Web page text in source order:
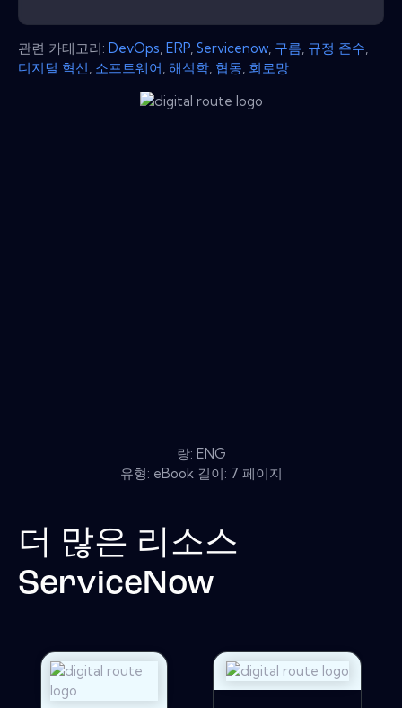
관련 카테고리: DevOps ERP Servicenow 구름 규정 준수
디지털 혁신 소프트웨어 해석학 협동 회로망
랑: ENG
유형: eBook 길이: 7 페이지
더 많은 리소스
ServiceNow